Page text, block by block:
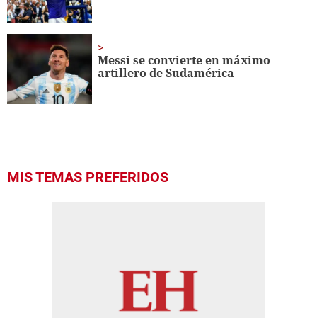
Messi se convierte en máximo
artillero de Sudamérica
MIS TEMAS PREFERIDOS